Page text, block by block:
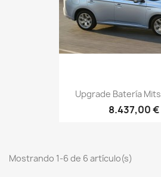
Upgrade Batería
8.437,00 €
Mostrando 1-6 de 6 artículo(s)